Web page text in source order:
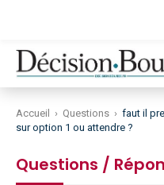
Accueil › Questions › faut il
sur option 1 ou attendre ?
Questions /